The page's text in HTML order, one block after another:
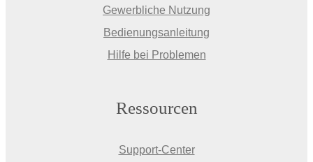
Gewerbliche Nutzung
Bedienungsanleitung
Hilfe bei Problemen
Ressourcen
Support-Center